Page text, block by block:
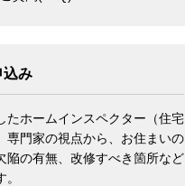
込み
たホームインスペクター（住宅
専門家の視点から、お住まいの
陥の有無、改修すべき箇所など